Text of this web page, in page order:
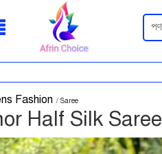
Fashion / Saree
Half Silk Saree